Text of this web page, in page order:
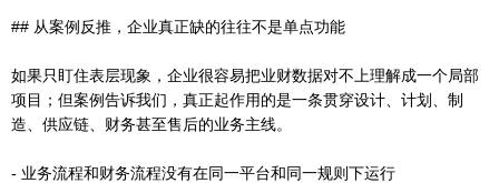
## 从案例反推，企业真正缺的往往不是单点功能
如果只盯住表层现象，企业很容易把业财数据对不上理解成一个局部
项目；但案例告诉我们，真正起作用的是一条贯穿设计、计划、制
造、供应链、财务甚至售后的业务主线。
- 业务流程和财务流程没有在同一平台和同一规则下运行